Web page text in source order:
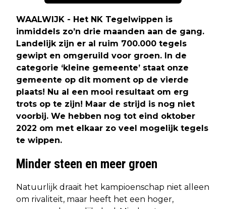
WAALWIJK - Het NK Tegelwippen is
inmiddels zo’n drie maanden aan de gang.
Landelijk zijn er al ruim 700.000 tegels
gewipt en omgeruild voor groen. In de
categorie ‘kleine gemeente’ staat onze
gemeente op dit moment op de vierde
plaats! Nu al een mooi resultaat om erg
trots op te zijn! Maar de strijd is nog niet
voorbij. We hebben nog tot eind oktober
2022 om met elkaar zo veel mogelijk tegels
te wippen.
Minder steen en meer groen
Natuurlijk draait het kampioenschap niet alleen
om rivaliteit, maar heeft het een hoger,